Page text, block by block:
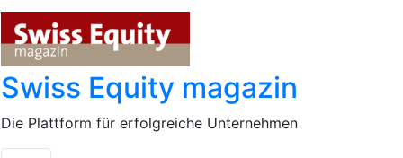
Skip
content
Swiss Equity magazin
Die Plattform für erfolgreiche Unternehmen